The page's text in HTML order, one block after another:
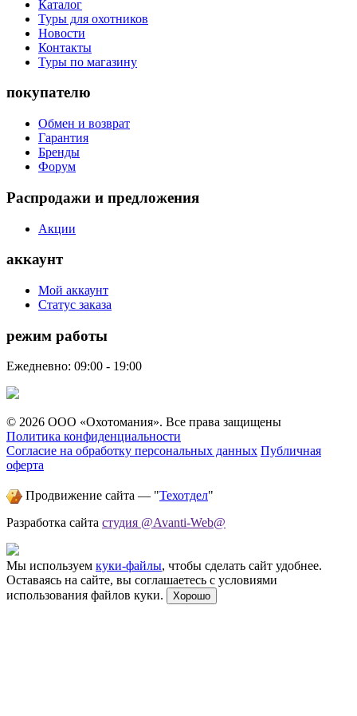
Каталог
Туры для охотников
Новости
Контакты
Туры по магазину
покупателю
Обмен и возврат
Гарантия
Бренды
Форум
Распродажи и предложения
Акции
аккаунт
Мой аккаунт
Статус заказа
режим работы
Ежедневно: 09:00 - 19:00
© 2026 ООО «Охотомания». Все права защищены
Политика конфиденциальности
Согласие на обработку персональных данных Публичная
оферта
Продвижение сайта — "Техотдел"
Разработка сайта студия @Avanti-Web@
Мы используем куки-файлы, чтобы сделать сайт удобнее.
Оставаясь на сайте, вы соглашаетесь с условиями
использования файлов куки.
Хорошо